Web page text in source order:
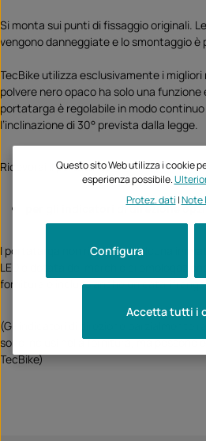
Si monta sui punti di fissaggio originali.
vengono danneggiate e lo smontaggio è
TecBike utilizza esclusivamente i
polvere nero opaco ha solo una funzione
portatarga è regolabile in modo
l’inclinazione di 30° prevista dalla legge.
Riceverai il portatarga
per gli indicatori di direzione
I portatarga non richiedono alcuna
LED è dotata del marchio di
fornitura è incluso anche un
(Gli indicatori di direzione parzialmente
sono inclusi nella fornitura, ma possono
TecBike)
Questo sito Web utilizza i cookie
esperienza possibile.
Protez. dati |Note
Configura
Accetta tutti i